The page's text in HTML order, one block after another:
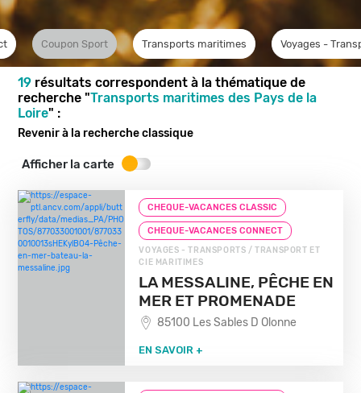
Coupon Sport Transports maritimes Voyages -
19 résultats correspondent à la thématique de
recherche "Transports maritimes des Pays de la
Loire" :
Revenir à la recherche classique
Afficher la carte
CHEQUE-VACANCES CLASSIC
CHEQUE-VACANCES CONNECT
VOYAGES - TRANSPORTS / TRANSPORT ET
CIE MARITIMES
LA MESSALINE, PÊCHE EN
MER ET PROMENADE
85100 Les Sables D Olonne
EN SAVOIR +